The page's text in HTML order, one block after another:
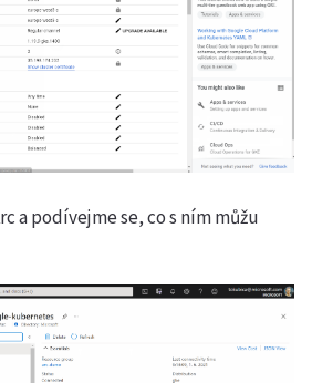
a podívejme se, co s ním můžu